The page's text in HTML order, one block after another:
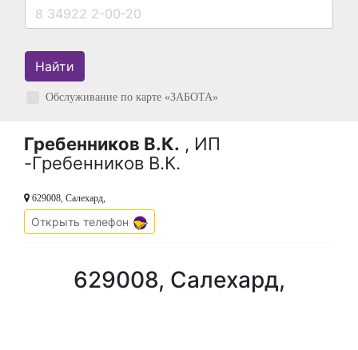
Найти
Обслуживание по карте «ЗАБОТА»
Гребенников В.К. , ИП
-Гребенников В.К.
629008, Салехард,
Открыть телефон
629008, Салехард,